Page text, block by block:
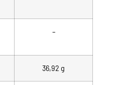
–
36,92 g